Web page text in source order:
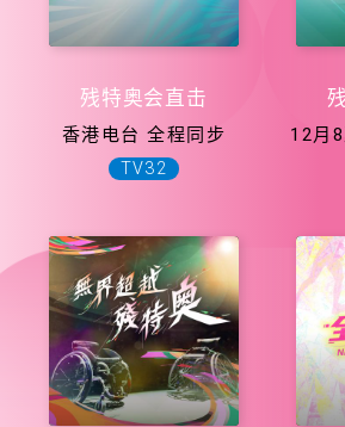
残特奥会直击
香港电台 全程同步
TV32
12月